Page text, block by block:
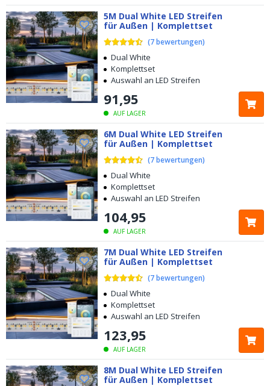
5M Dual White LED Streifen
für Außen | Komplettset
(7bewertungen)
AUF LAGER
91,95
Dual White
Komplettset
Auswahl an LED Streifen
6M Dual White LED Streifen
für Außen | Komplettset
(7bewertungen)
AUF LAGER
104,95
Dual White
Komplettset
Auswahl an LED Streifen
7M Dual White LED Streifen
für Außen | Komplettset
(7bewertungen)
AUF LAGER
123,95
Dual White
Komplettset
Auswahl an LED Streifen
8M Dual White LED Streifen
für Außen | Komplettset